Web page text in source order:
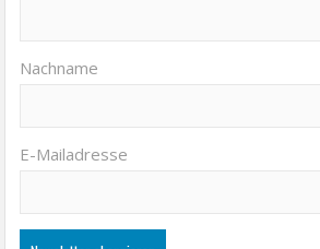
Nachname
E-Mailadresse